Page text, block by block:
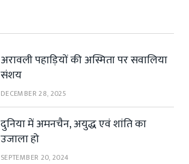
अरावली पहाड़ियों की अस्मिता पर सवालिया
संशय
DECEMBER 28, 2025
दुनिया में अमनचैन, अयुद्ध एवं शांति का
उजाला हो
SEPTEMBER 20, 2024